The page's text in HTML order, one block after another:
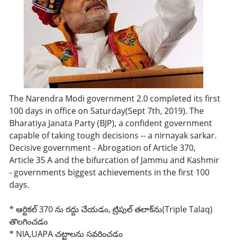
The Narendra Modi government 2.0 completed its first
100 days in office on Saturday(Sept 7th, 2019). The
Bharatiya Janata Party (BJP), a confident government
capable of taking tough decisions -- a nirnayak sarkar.
Decisive government - Abrogation of Article 370,
Article 35 A and the bifurcation of Jammu and Kashmir
- governments biggest achievements in the first 100
days.
* ఆర్టికల్ 370 ను రద్దు చేయడం, ట్రిపుల్ తలాక్‌ను(Triple Talaq)
తొలగించడం
* NIA,UAPA చట్టాలను సవరించడం